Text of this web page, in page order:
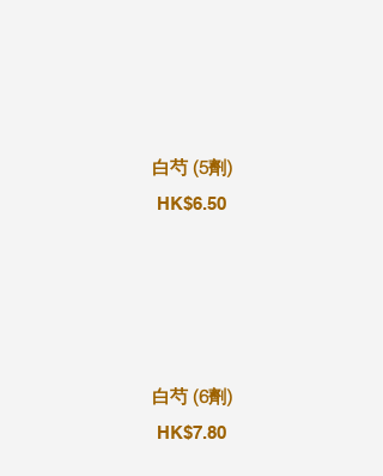
白芍 (5劑)
HK$6.50
白芍 (6劑)
HK$7.80